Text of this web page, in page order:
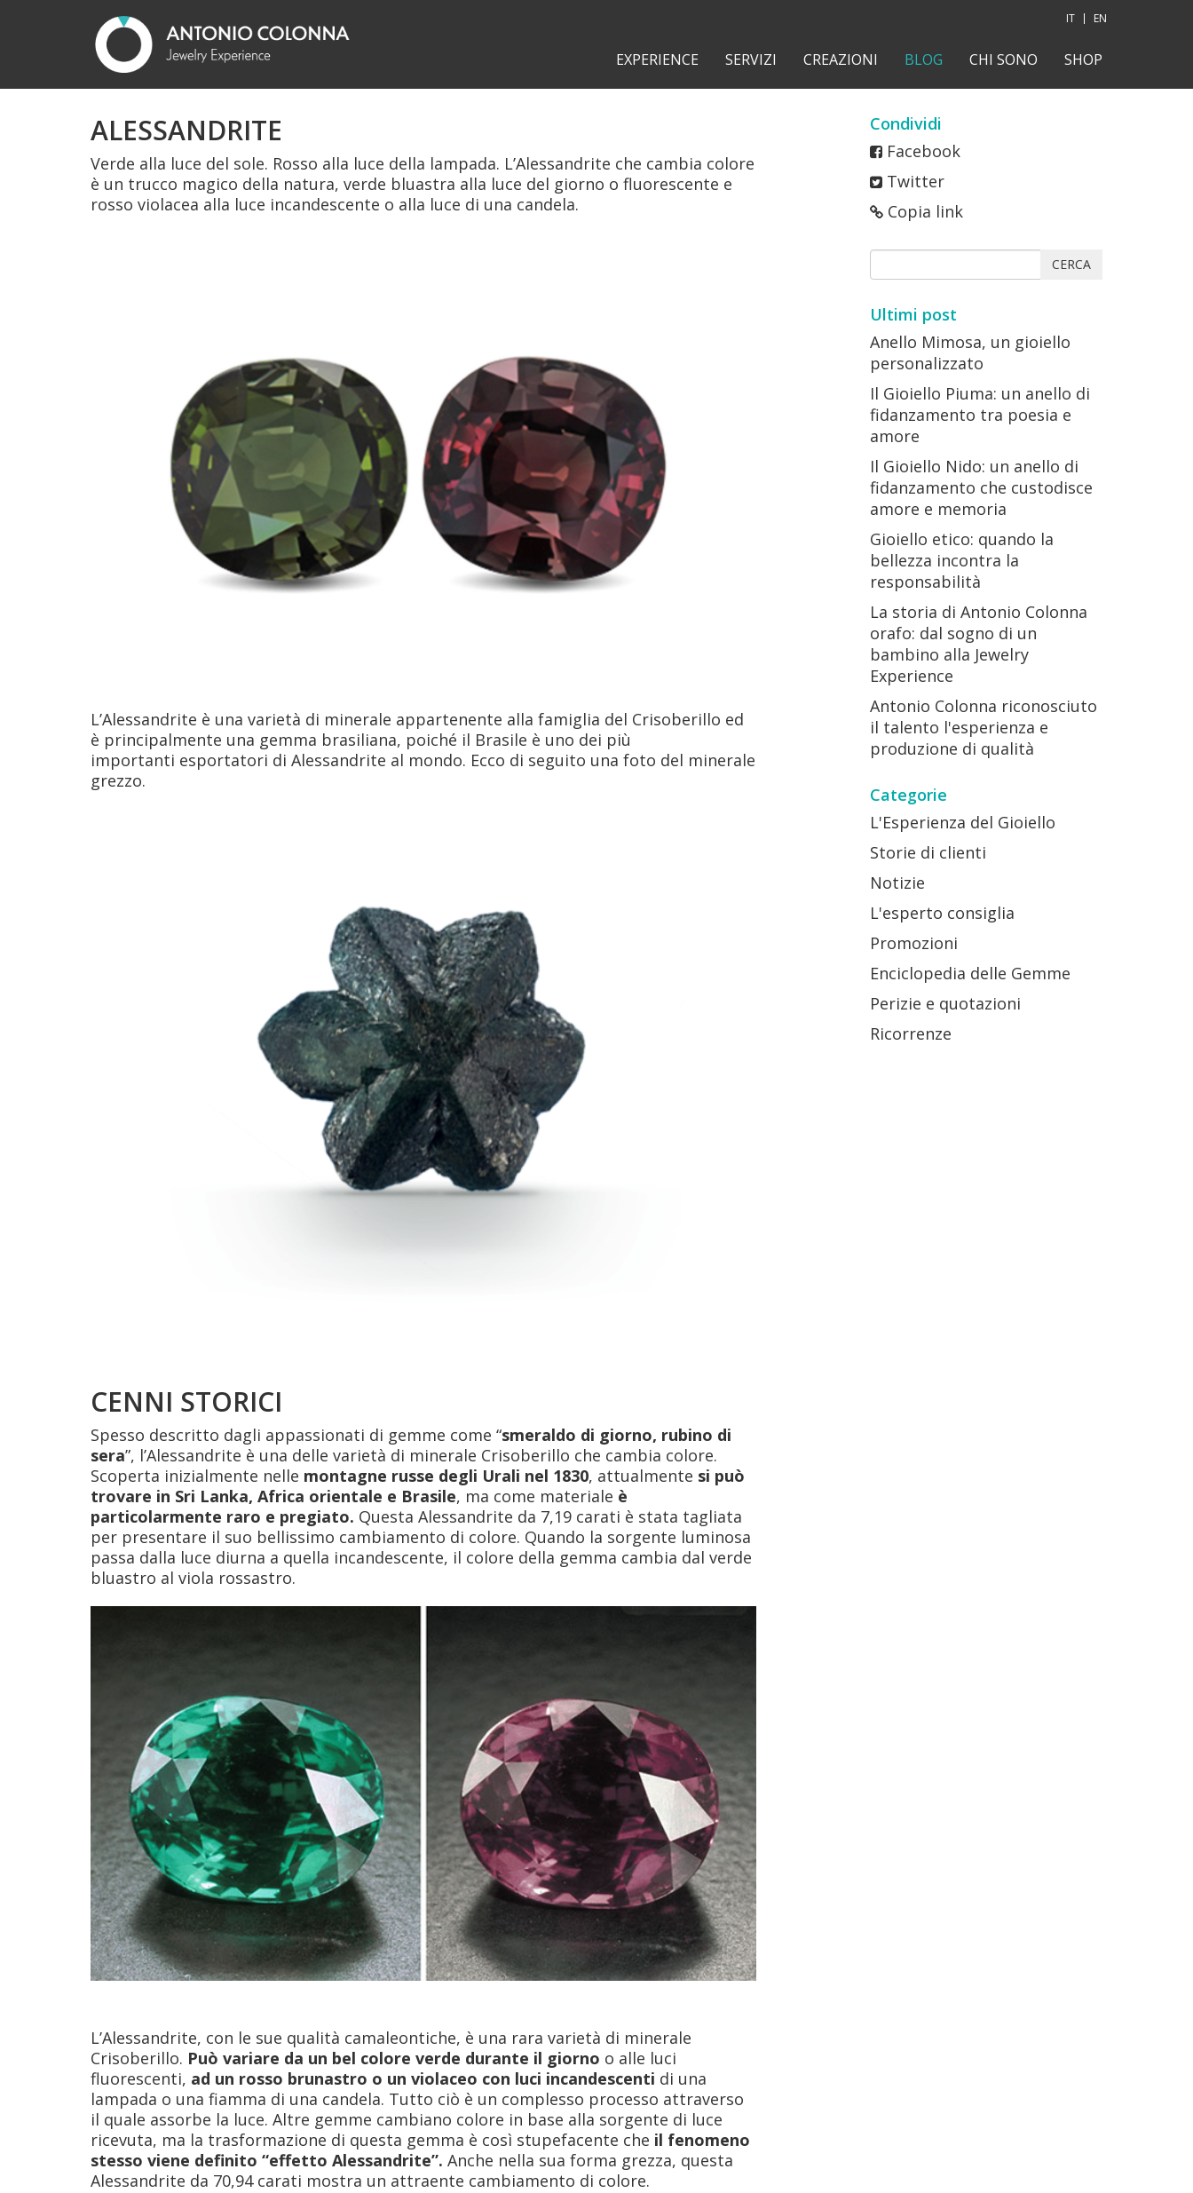
IT EN
EXPERIENCE SERVIZI CREAZIONI BLOG CHI SONO SHOP
ALESSANDRITE
Verde alla luce del sole. Rosso alla luce della lampada. L’Alessandrite che cambia colore
è un trucco magico della natura, verde bluastra alla luce del giorno o fluorescente e
rosso violacea alla luce incandescente o alla luce di una candela.
L’Alessandrite è una varietà di minerale appartenente alla famiglia del Crisoberillo ed
è principalmente una gemma brasiliana, poiché il Brasile è uno dei più
importanti esportatori di Alessandrite al mondo. Ecco di seguito una foto del minerale
grezzo.
CENNI STORICI
Spesso descritto dagli appassionati di gemme come “smeraldo di giorno, rubino di
sera”, l’Alessandrite è una delle varietà di minerale Crisoberillo che cambia colore.
Scoperta inizialmente nelle montagne russe degli Urali nel 1830, attualmente si può
trovare in Sri Lanka, Africa orientale e Brasile, ma come materiale è
particolarmente raro e pregiato. Questa Alessandrite da 7,19 carati è stata tagliata
per presentare il suo bellissimo cambiamento di colore. Quando la sorgente luminosa
passa dalla luce diurna a quella incandescente, il colore della gemma cambia dal verde
bluastro al viola rossastro.
L’Alessandrite, con le sue qualità camaleontiche, è una rara varietà di minerale
Crisoberillo. Può variare da un bel colore verde durante il giorno o alle luci
fluorescenti, ad un rosso brunastro o un violaceo con luci incandescenti di una
lampada o una fiamma di una candela. Tutto ciò è un complesso processo attraverso
il quale assorbe la luce. Altre gemme cambiano colore in base alla sorgente di luce
ricevuta, ma la trasformazione di questa gemma è così stupefacente che il fenomeno
stesso viene definito “effetto Alessandrite”. Anche nella sua forma grezza, questa
Alessandrite da 70,94 carati mostra un attraente cambiamento di colore.
Condividi
Facebook
Twitter
Copia link
CERCA
Ultimi post
Anello Mimosa, un gioiello
personalizzato
Il Gioiello Piuma: un anello di
fidanzamento tra poesia e
amore
Il Gioiello Nido: un anello di
fidanzamento che custodisce
amore e memoria
Gioiello etico: quando la
bellezza incontra la
responsabilità
La storia di Antonio Colonna
orafo: dal sogno di un
bambino alla Jewelry
Experience
Antonio Colonna riconosciuto
il talento l'esperienza e
produzione di qualità
Categorie
L'Esperienza del Gioiello
Storie di clienti
Notizie
L'esperto consiglia
Promozioni
Enciclopedia delle Gemme
Perizie e quotazioni
Ricorrenze